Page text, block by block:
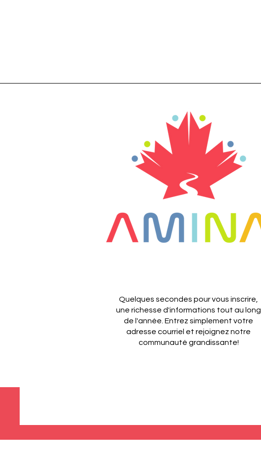
Quelques secondes pour vous inscrire,
une richesse d'informations tout au long
de l'année. Entrez simplement votre
adresse courriel et rejoignez notre
communauté grandissante!